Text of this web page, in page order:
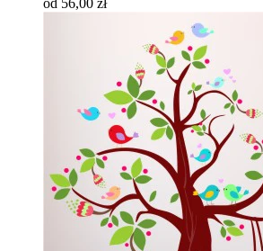
od 56,00 zł